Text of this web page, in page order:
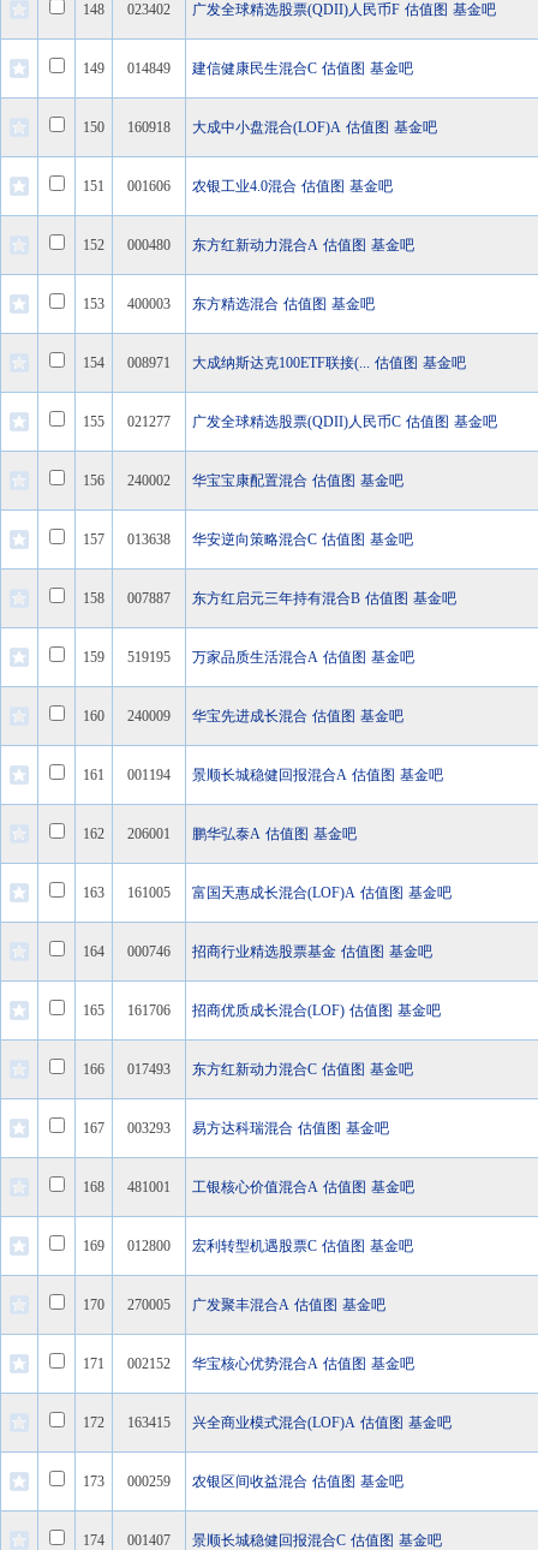
148 023402 广发全球精选股票(QDII)人民币F 估值图 基金吧
149 014849 建信健康民生混合C 估值图 基金吧
150 160918 大成中小盘混合(LOF)A 估值图 基金吧
151 001606 农银工业4.0混合 估值图 基金吧
152 000480 东方红新动力混合A 估值图 基金吧
153 400003 东方精选混合 估值图 基金吧
154 008971 大成纳斯达克100ETF联接(... 估值图 基金吧
155 021277 广发全球精选股票(QDII)人民币C 估值图 基金吧
156 240002 华宝宝康配置混合 估值图 基金吧
157 013638 华安逆向策略混合C 估值图 基金吧
158 007887 东方红启元三年持有混合B 估值图 基金吧
159 519195 万家品质生活混合A 估值图 基金吧
160 240009 华宝先进成长混合 估值图 基金吧
161 001194 景顺长城稳健回报混合A 估值图 基金吧
162 206001 鹏华弘泰A 估值图 基金吧
163 161005 富国天惠成长混合(LOF)A 估值图 基金吧
164 000746 招商行业精选股票基金 估值图 基金吧
165 161706 招商优质成长混合(LOF) 估值图 基金吧
166 017493 东方红新动力混合C 估值图 基金吧
167 003293 易方达科瑞混合 估值图 基金吧
168 481001 工银核心价值混合A 估值图 基金吧
169 012800 宏利转型机遇股票C 估值图 基金吧
170 270005 广发聚丰混合A 估值图 基金吧
171 002152 华宝核心优势混合A 估值图 基金吧
172 163415 兴全商业模式混合(LOF)A 估值图 基金吧
173 000259 农银区间收益混合 估值图 基金吧
174 001407 景顺长城稳健回报混合C 估值图 基金吧